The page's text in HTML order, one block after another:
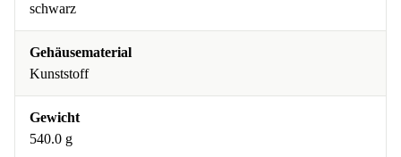
schwarz
Gehäusematerial
Kunststoff
Gewicht
540.0 g